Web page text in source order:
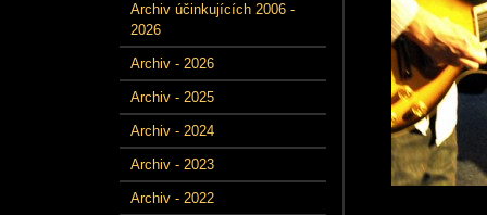
Archiv účinkujících 2006 -
2026
Archiv - 2026
Archiv - 2025
Archiv - 2024
Archiv - 2023
Archiv - 2022